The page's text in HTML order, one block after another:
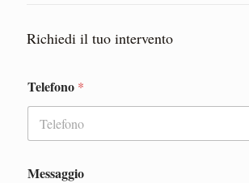
Richiedi il tuo intervento
Telefono *
T
Messaggio